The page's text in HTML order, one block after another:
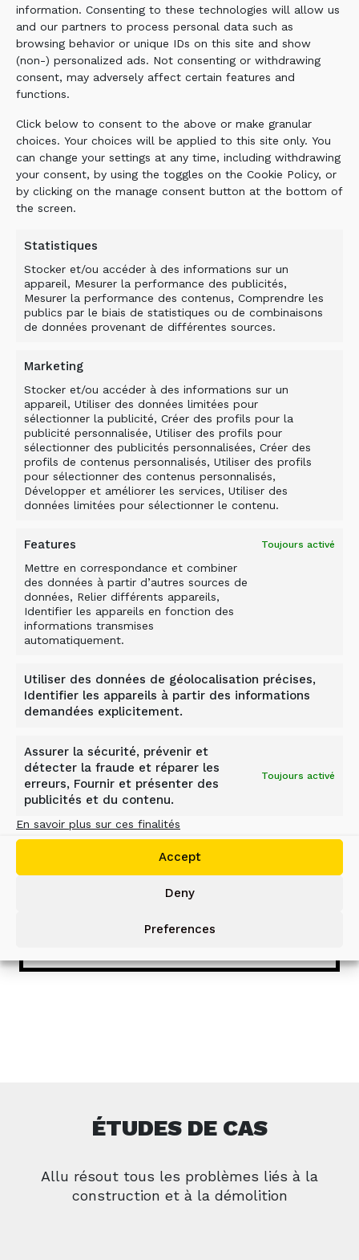
information. Consenting to these technologies will allow us
and our partners to process personal data such as
browsing behavior or unique IDs on this site and show
(non-) personalized ads. Not consenting or withdrawing
consent, may adversely affect certain features and
functions.
Click below to consent to the above or make granular
choices. Your choices will be applied to this site only. You
can change your settings at any time, including withdrawing
your consent, by using the toggles on the Cookie Policy, or
by clicking on the manage consent button at the bottom of
the screen.
Statistiques
Stocker et/ou accéder à des informations sur un
appareil, Mesurer la performance des publicités,
Mesurer la performance des contenus, Comprendre les
publics par le biais de statistiques ou de combinaisons
de données provenant de différentes sources.
Marketing
Stocker et/ou accéder à des informations sur un
appareil, Utiliser des données limitées pour
sélectionner la publicité, Créer des profils pour la
publicité personnalisée, Utiliser des profils pour
sélectionner des publicités personnalisées, Créer des
profils de contenus personnalisés, Utiliser des profils
pour sélectionner des contenus personnalisés,
Développer et améliorer les services, Utiliser des
données limitées pour sélectionner le contenu.
Features Toujours activé
Mettre en correspondance et combiner
des données à partir d’autres sources de
données, Relier différents appareils,
Identifier les appareils en fonction des
informations transmises
automatiquement.
Utiliser des données de géolocalisation précises,
Identifier les appareils à partir des informations
demandées explicitement.
Assurer la sécurité, prévenir et
détecter la fraude et réparer les
erreurs, Fournir et présenter des
publicités et du contenu.
Toujours activé
En savoir plus sur ces finalités
Accept
Deny
Preferences
GODET CRIBLEUR SÉRIE D
Transporteurs 6 – 45 t
Les godets cribleurs polyvalents des
dans une large gamme d’applications
pour assurer un traitement de haute
qualité des…
GODET CONCASSEUR
Transporteurs 4 – 38 t
concassage conçu pour broyer et
recycler différents matériaux sur
place.
DÉCOUVRIR
ÉTUDES DE CAS
Allu résout tous les problèmes liés à la
construction et à la démolition